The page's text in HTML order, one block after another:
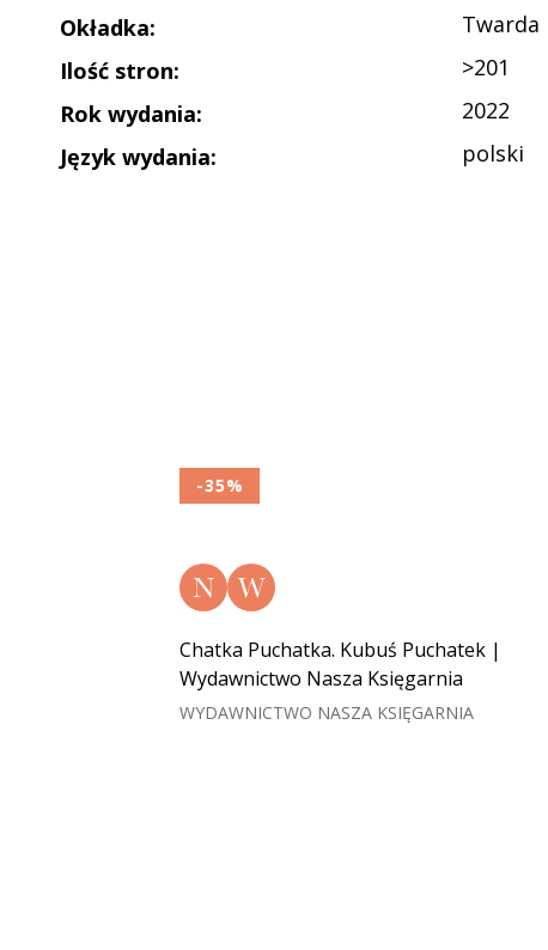
Okładka:
Twarda
Ilość stron:
>201
Rok wydania:
2022
Język wydania: polski
N W
Chatka Puchatka. Kubuś Puchatek |
Wydawnictwo Nasza Księgarnia
WYDAWNICTWO NASZA KSIĘGARNIA
-35%